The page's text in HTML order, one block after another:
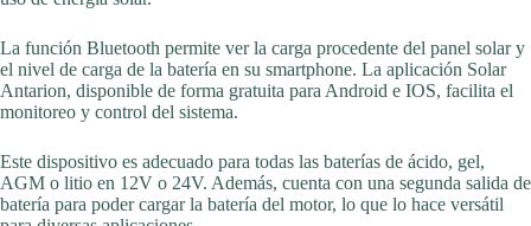
La función Bluetooth permite ver la carga procedente del panel solar y
el nivel de carga de la batería en su smartphone. La aplicación Solar
Antarion, disponible de forma gratuita para Android e IOS, facilita el
monitoreo y control del sistema.
Este dispositivo es adecuado para todas las baterías de ácido, gel,
AGM o litio en 12V o 24V. Además, cuenta con una segunda salida de
batería para poder cargar la batería del motor, lo que lo hace versátil